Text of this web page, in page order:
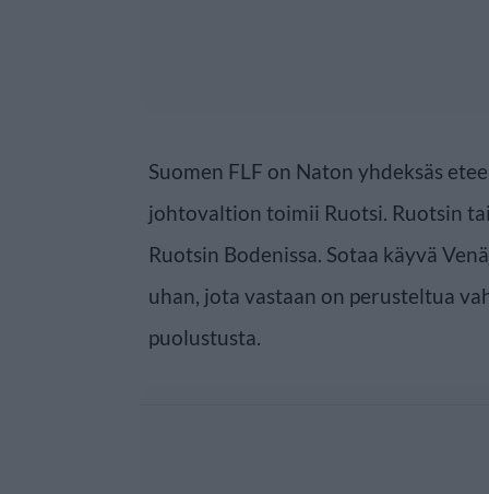
Suomen FLF on Naton yhdeksäs
johtovaltion toimii Ruotsi. Ruotsin
Ruotsin Bodenissa. Sotaa käyvä
uhan, jota vastaan on perusteltua
puolustusta.